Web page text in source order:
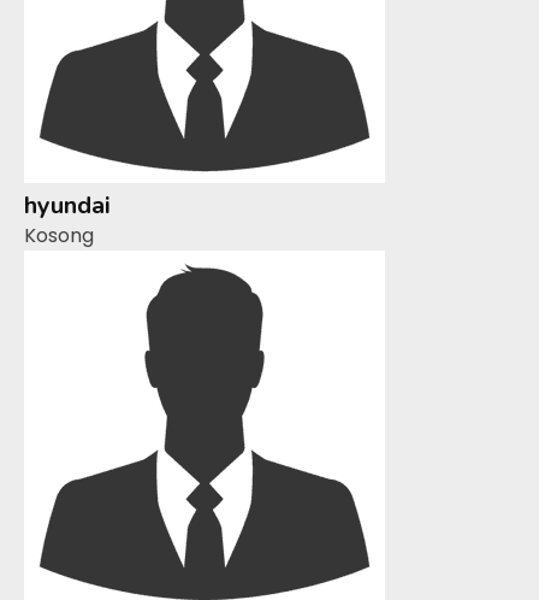
hyundai
Kosong